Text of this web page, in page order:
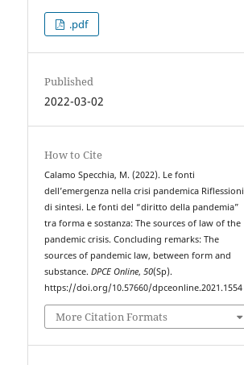
.pdf
Published
2022-03-02
How to Cite
Calamo Specchia, M. (2022). Le fonti
dell’emergenza nella crisi pandemica Riflessioni
di sintesi. Le fonti del “diritto della pandemia”
tra forma e sostanza: The sources of law of the
pandemic crisis. Concluding remarks: The
sources of pandemic law, between form and
substance.DPCE Online,50(Sp).
https://doi.org/10.57660/dpceonline.2021.1554
More Citation Formats